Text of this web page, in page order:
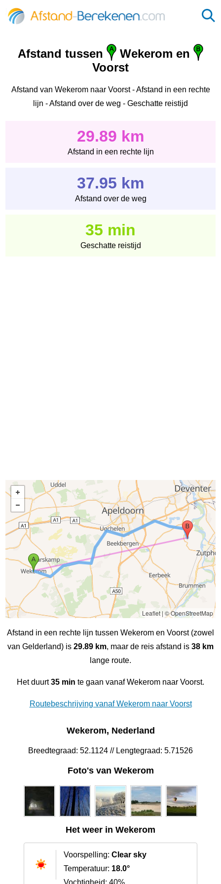
Afstand tussen
Wekerom en
Voorst
Afstand van Wekerom naar Voorst - Afstand in een rechte
lijn - Afstand over de weg - Geschatte reistijd
29.89 km
Afstand in een rechte lijn
37.95 km
Afstand over de weg
35 min
Geschatte reistijd
Leaflet| © OpenStreetMap
Afstand in een rechte lijn tussen Wekerom en Voorst (zowel
van Gelderland) is 29.89 km, maar de reis afstand is 38 km
lange route.
Het duurt35 min te gaan vanaf Wekerom naar Voorst.
Routebeschrijving vanaf Wekerom naar Voorst
Wekerom, Nederland
Breedtegraad: 52.1124 // Lengtegraad: 5.71526
Foto's van Wekerom
Het weer in Wekerom
Voorspelling: Clear sky
Temperatuur: 18.0°